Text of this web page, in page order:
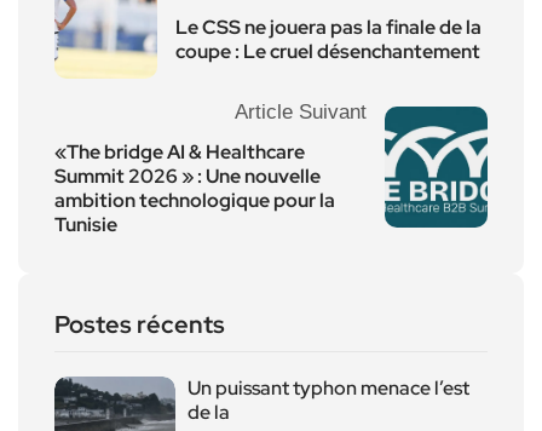
Le CSS ne jouera pas la finale de la
coupe : Le cruel désenchantement
Article Suivant
«The bridge AI & Healthcare
Summit 2026 » : Une nouvelle
ambition technologique pour la
Tunisie
Postes récents
Un puissant typhon menace l’est
de la